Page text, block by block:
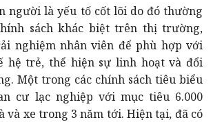
người là yếu tố cốt lõi do đó thường
sách khác biệt trên thị trường,
nghiệm nhân viên để phù hợp với
hệ trẻ, thể hiện sự linh hoạt và đổi
Một trong các chính sách tiêu biểu
cư lạc nghiệp với mục tiêu 6.000
và xe trong 3 năm tới. Hiện tại, đã có